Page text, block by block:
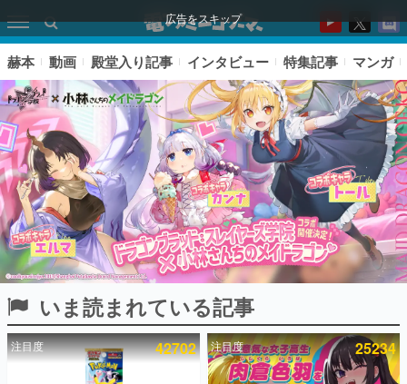
広告をスキップ
ピックアップ
電ファミのいま読まれている記事ランキング
赫本 動画 殿堂入り記事 インタビュー 特集記事 マンガ
いま読まれている記事
注目度 42702 注目度 25234